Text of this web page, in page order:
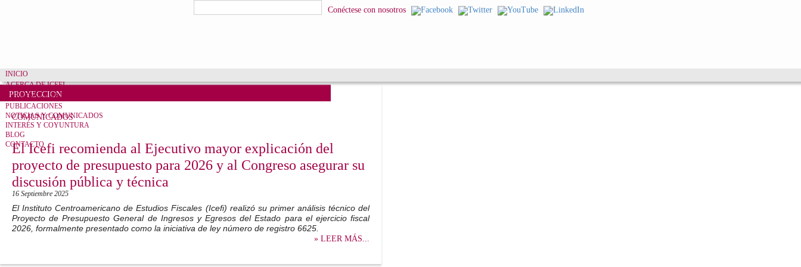
Conéctese con nosotros
INICIO
ACERCA DE ICEFI
CUENTAS CLARAS
PUBLICACIONES
NOTICIAS Y COMUNICADOS
INTERÉS Y COYUNTURA
BLOG
CONTACTO
PROYECCION
COMUNICADOS
El Icefi recomienda al Ejecutivo mayor explicación del
proyecto de presupuesto para 2026 y al Congreso asegurar su
discusión pública y técnica
16 Septiembre 2025
El Instituto Centroamericano de Estudios Fiscales (Icefi) realizó su primer análisis técnico del
Proyecto de Presupuesto General de Ingresos y Egresos del Estado para el ejercicio fiscal
2026, formalmente presentado como la iniciativa de ley número de registro 6625.
» LEER MÁS...